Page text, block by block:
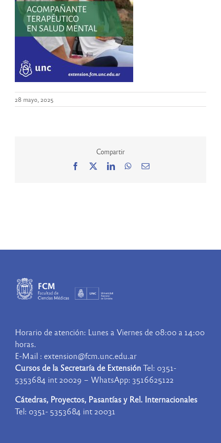
28 mayo, 2025
Compartir
Facebook LinkedInWhatsApp
Correo
Horario de atención: Lunes a Viernes de 08:00 a 14:00
horas.
E-Mail : extension@fcm.unc.edu.ar
Cursos de la Secretaría de ExtensiónTel: 0351-
5353684 int 20029 – WhatsApp: 3516625122
Cátedras, Proyectos, Pasantías y Rel. Internacionales
Tel: 0351- 5353684 int 20031